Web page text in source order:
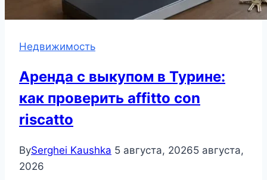
Недвижимость
Аренда с выкупом в Турине:
как проверить affitto con
riscatto
BySerghei Kaushka 5 августа, 20265 августа,
2026